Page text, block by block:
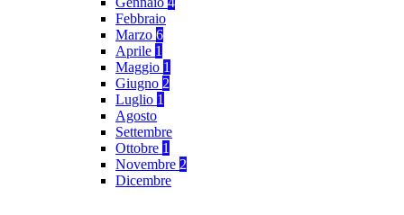
Febbraio
Marzo 6
Aprile 1
Maggio 1
Giugno 2
Luglio 1
Agosto
Settembre
Ottobre 1
Novembre 2
Dicembre